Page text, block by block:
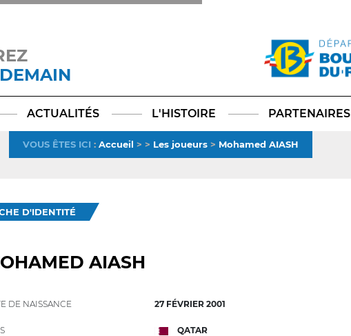
TikTokLinkedIn
X
ACTUALITÉS L'HISTOIRE PARTENAIRES
VOUS ÊTES ICI : Accueil > > Les joueurs > Mohamed AIASH
D'IDENTITÉ
AIASH
DE NAISSANCE 27 FÉVRIER 2001
QATAR